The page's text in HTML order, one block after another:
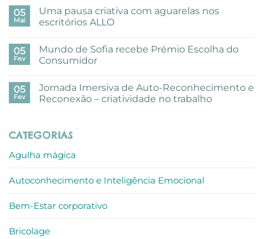
05
Mai
Uma pausa criativa com aguarelas nos
escritórios ALLO
em
Uma
pausa
aguarelas
nos
escritórios
05
Fev
Mundo de Sofia recebe Prémio Escolha do
Consumidor
em
Mundo
de
Escolha
do
05
Fev
Jornada Imersiva de Auto-Reconhecimento e
Reconexão – criatividade no trabalho
Jornada
Imersiva
Auto-
Reconexão
no
trabalho
CATEGORIAS
Agulha mágica
Autoconhecimento e Inteligência Emocional
Bem-Estar corporativo
Bricolage